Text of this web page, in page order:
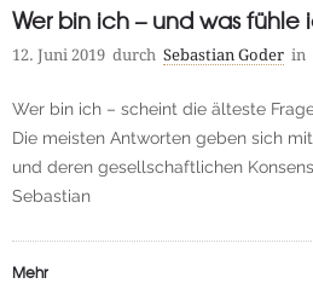
Wer bin ich – und was
12. Juni 2019 durch Sebastian Goder in
Wer bin ich – scheint die älteste
Die meisten Antworten geben sich
und deren gesellschaftlichen
Sebastian
Mehr